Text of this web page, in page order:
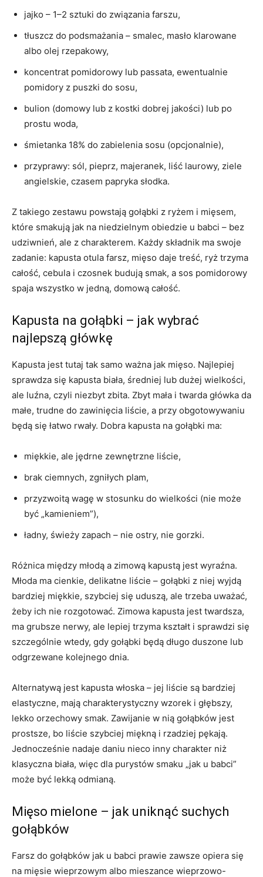
jajko – 1–2 sztuki do związania farszu,
tłuszcz do podsmażania – smalec, masło klarowane
albo olej rzepakowy,
koncentrat pomidorowy lub passata, ewentualnie
pomidory z puszki do sosu,
bulion (domowy lub z kostki dobrej jakości) lub po
prostu woda,
śmietanka 18% do zabielenia sosu (opcjonalnie),
przyprawy: sól, pieprz, majeranek, liść laurowy, ziele
angielskie, czasem papryka słodka.
Z takiego zestawu powstają gołąbki z ryżem i mięsem,
które smakują jak na niedzielnym obiedzie u babci – bez
udziwnień, ale z charakterem. Każdy składnik ma swoje
zadanie: kapusta otula farsz, mięso daje treść, ryż trzyma
całość, cebula i czosnek budują smak, a sos pomidorowy
spaja wszystko w jedną, domową całość.
Kapusta na gołąbki – jak wybrać
najlepszą główkę
Kapusta jest tutaj tak samo ważna jak mięso. Najlepiej
sprawdza się kapusta biała, średniej lub dużej wielkości,
ale luźna, czyli niezbyt zbita. Zbyt mała i twarda główka da
małe, trudne do zawinięcia liście, a przy obgotowywaniu
będą się łatwo rwały. Dobra kapusta na gołąbki ma:
miękkie, ale jędrne zewnętrzne liście,
brak ciemnych, zgniłych plam,
przyzwoitą wagę w stosunku do wielkości (nie może
być „kamieniem”),
ładny, świeży zapach – nie ostry, nie gorzki.
Różnica między młodą a zimową kapustą jest wyraźna.
Młoda ma cienkie, delikatne liście – gołąbki z niej wyjdą
bardziej miękkie, szybciej się uduszą, ale trzeba uważać,
żeby ich nie rozgotować. Zimowa kapusta jest twardsza,
ma grubsze nerwy, ale lepiej trzyma kształt i sprawdzi się
szczególnie wtedy, gdy gołąbki będą długo duszone lub
odgrzewane kolejnego dnia.
Alternatywą jest kapusta włoska – jej liście są bardziej
elastyczne, mają charakterystyczny wzorek i głębszy,
lekko orzechowy smak. Zawijanie w nią gołąbków jest
prostsze, bo liście szybciej miękną i rzadziej pękają.
Jednocześnie nadaje daniu nieco inny charakter niż
klasyczna biała, więc dla purystów smaku „jak u babci”
może być lekką odmianą.
Mięso mielone – jak uniknąć suchych
gołąbków
Farsz do gołąbków jak u babci prawie zawsze opiera się
na mięsie wieprzowym albo mieszance wieprzowo-